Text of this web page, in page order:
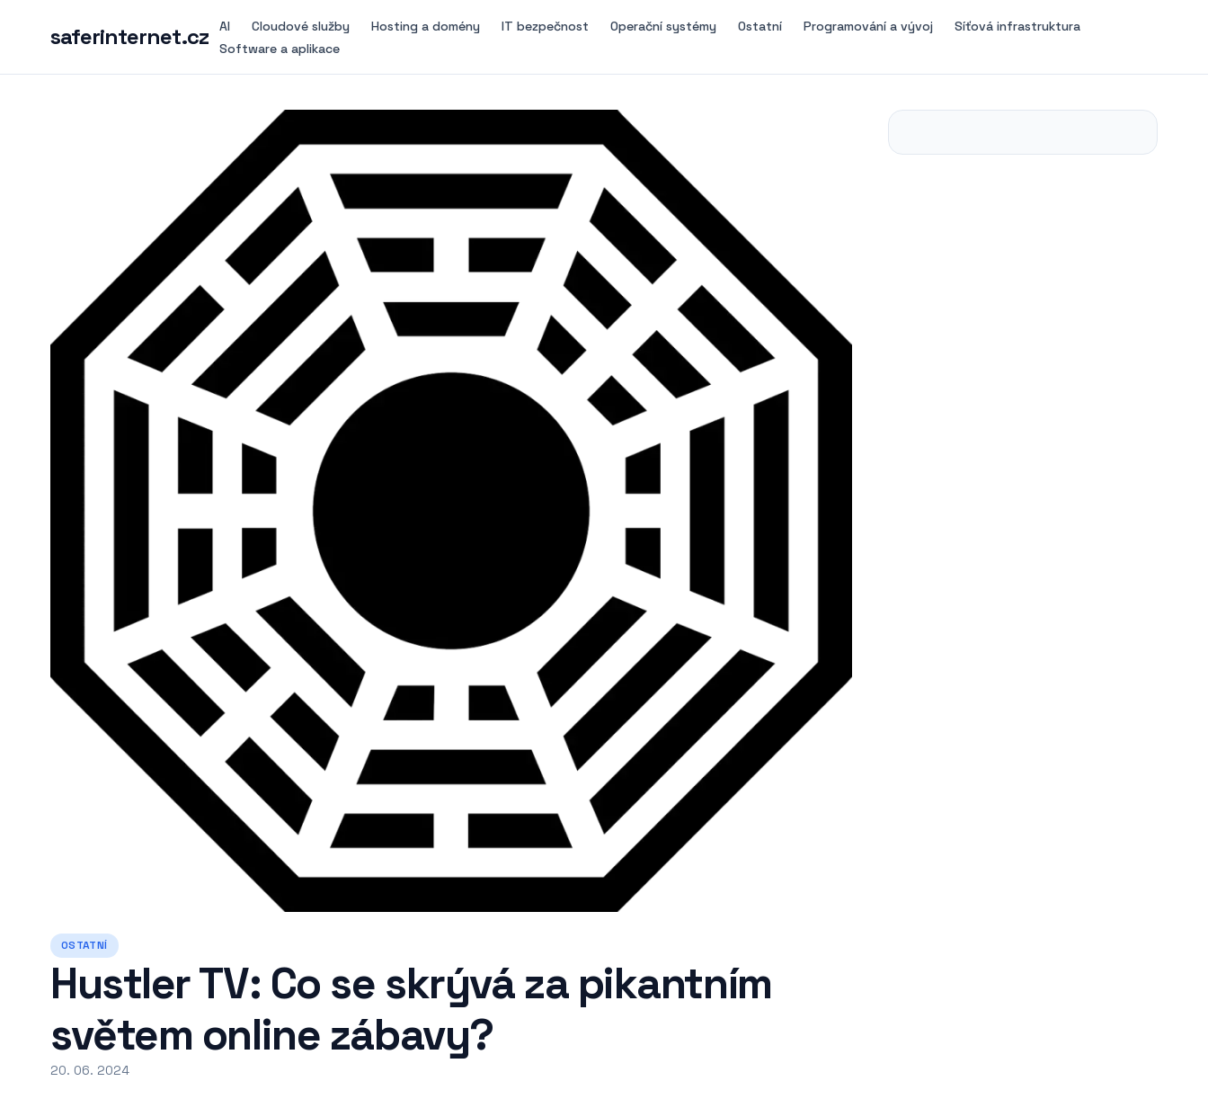
saferinternet.cz AI Cloudové služby Hosting a domény IT bezpečnost Operační systémy Ostatní Programování a vývoj
Síťová infrastruktura
Software a aplikace
OSTATNÍ
Hustler TV: Co se skrývá za pikantním
světem online zábavy?
20. 06. 2024